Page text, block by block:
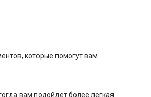
которые помогут вам
вам подойдет более легкая